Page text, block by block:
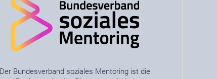
Der Bundesverband soziales Mentoring ist die